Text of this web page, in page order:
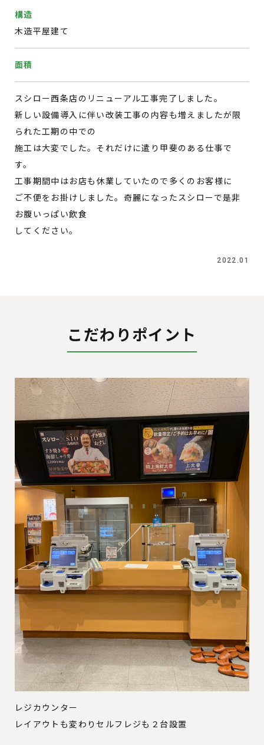
構造
木造平屋建て
面積
スシロー西条店のリニューアル工事完了しました。
新しい設備導入に伴い改装工事の内容も増えましたが限
られた工期の中での
施工は大変でした。それだけに遣り甲斐のある仕事で
す。
工事期間中はお店も休業していたので多くのお客様に
ご不便をお掛けしました。奇麗になったスシローで是非
お腹いっぱい飲食
してください。
2022.01
こだわりポイント
レジカウンター
レイアウトも変わりセルフレジも２台設置